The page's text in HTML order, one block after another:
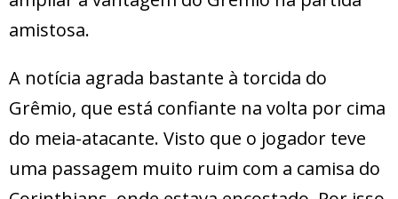
amistosa.
A notícia agrada bastante à torcida do
Grêmio, que está confiante na volta por cima
do meia-atacante. Visto que o jogador teve
uma passagem muito ruim com a camisa do